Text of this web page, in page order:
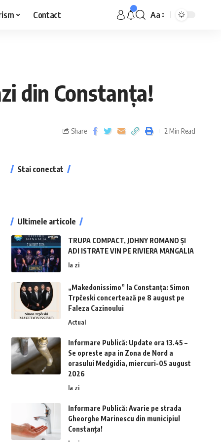
Contact Aa
din Constanța!
Share 2 Min Read
Stai conectat
Ultimele articole
TRUPA COMPACT, JOHNY ROMANO ȘI
ADI ISTRATE VIN PE RIVIERA MANGALIA
la zi
„Makedonissimo” la Constanța: Simon
Trpčeski concertează pe 8 august pe
Faleza Cazinoului
Actual
Informare Publică: Update ora 13.45 –
Se opreste apa in Zona de Nord a
orasului Medgidia, miercuri-05 august
2026
la zi
Informare Publică: Avarie pe strada
Gheorghe Marinescu din municipiul
Constanța!